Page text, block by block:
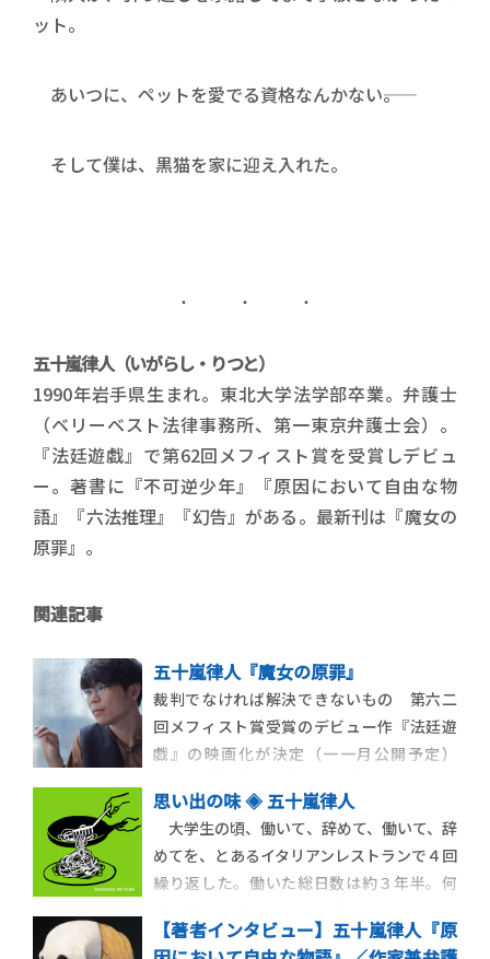
ット。
あいつに、ペットを愛でる資格なんかない――。
そして僕は、黒猫を家に迎え入れた。
五十嵐律人（いがらし・りつと）
1990年岩手県生まれ。東北大学法学部卒業。弁護士
（ベリーベスト法律事務所、第一東京弁護士会）。
『法廷遊戯』で第62回メフィスト賞を受賞しデビュ
ー。著書に『不可逆少年』『原因において自由な物
語』『六法推理』『幻告』がある。最新刊は『魔女の
原罪』。
関連記事
五十嵐律人『魔女の原罪』
裁判でなければ解決できないもの 第六二
回メフィスト賞受賞のデビュー作『法廷遊
戯』の映画化が決定（一一月公開予定）
が集まっている。『魔女の原罪』は、魔女裁
判（魔女狩り）を題材に据えた斬新なリー
ガルミステリーだ。「リーガルミステリー
だからこそ書けるものがある」。その意図
とは──。 クロ
思い出の味 ◈ 五十嵐律人
大学生の頃、働いて、辞めて、働いて、辞
めてを、とあるイタリアンレストランで４回
繰り返した。働いた総日数は約３年半。何
強に集中したいとか、そんなつまらない理
【著者インタビュー】五十嵐律人『原